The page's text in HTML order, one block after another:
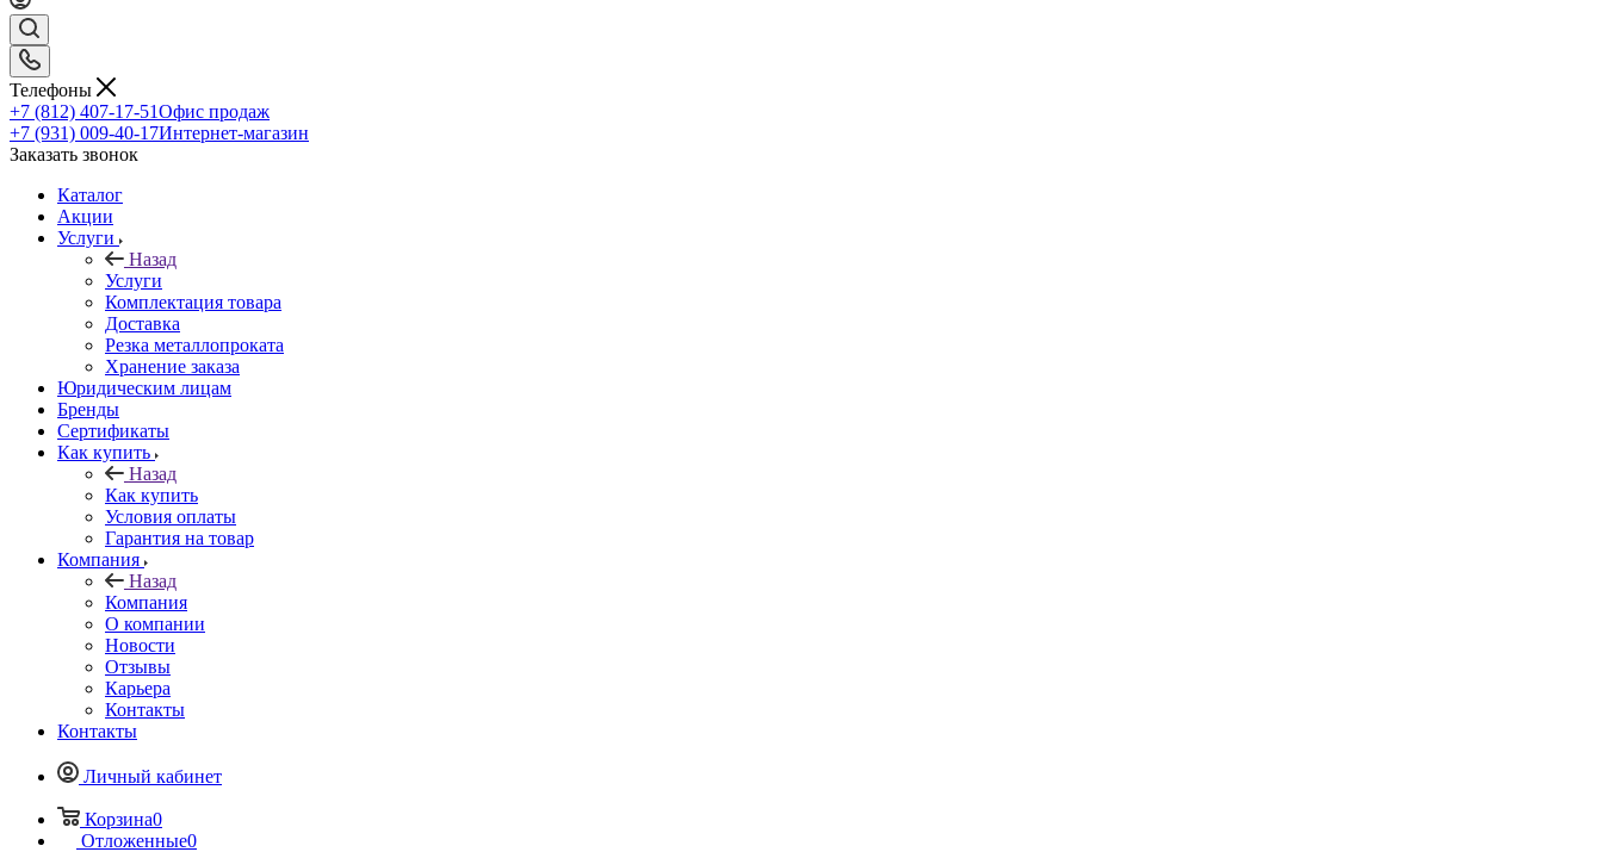
Телефоны
+7 (812) 407-17-51Офис продаж
+7 (931) 009-40-17Интернет-магазин
Заказать звонок
Каталог
Акции
Услуги
Назад
Услуги
Комплектация товара
Доставка
Резка металлопроката
Хранение заказа
Юридическим лицам
Бренды
Сертификаты
Как купить
Назад
Как купить
Условия оплаты
Гарантия на товар
Компания
Назад
Компания
О компании
Новости
Отзывы
Карьера
Контакты
Контакты
Личный кабинет
Корзина0
Отложенные0